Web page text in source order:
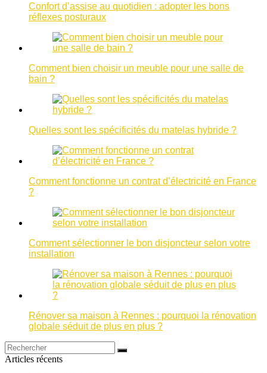
Confort d’assise au quotidien : adopter les bons
réflexes posturaux
Comment bien choisir un meuble pour une salle de
bain ?
Quelles sont les spécificités du matelas hybride ?
Comment fonctionne un contrat d’électricité en France
?
Comment sélectionner le bon disjoncteur selon votre
installation
Rénover sa maison à Rennes : pourquoi la rénovation
globale séduit de plus en plus ?
Articles récents